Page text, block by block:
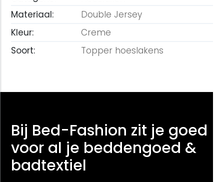
Materiaal:
Double Jersey
Kleur:
Creme
Soort:
Topper hoeslakens
Bij Bed-Fashion zit je goed
voor al je beddengoed &
badtextiel